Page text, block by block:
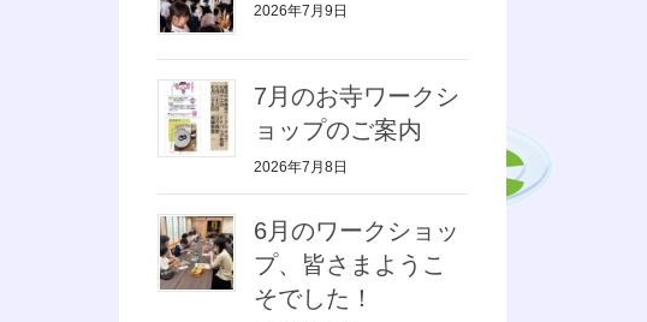
2026年7月9日
7月のお寺ワークシ
ョップのご案内
2026年7月8日
6月のワークショッ
プ、皆さまようこ
そでした！